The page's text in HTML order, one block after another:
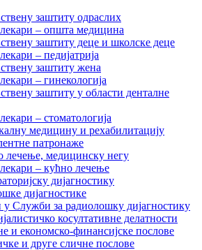
заштиту одраслих
– општа медицина
заштиту деце и школске деце
– педијатрија
заштиту жена
– гинекологија
заштиту у области денталне
– стоматологија
медицину и рехабилитацију
патронаже
лечење, медицинску негу
– кућно лечење
дијагностику
дијагностике
у Служби за радиолошку дијагностику
косултативне делатности
и економско-финансијске послове
и друге сличне послове